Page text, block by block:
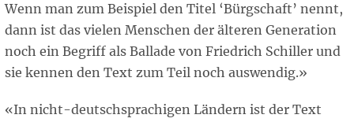
Wenn man zum Beispiel den Titel ‘Bürgschaft’ nennt,
dann ist das vielen Menschen der älteren Generation
noch ein Begriff als Ballade von Friedrich Schiller und
sie kennen den Text zum Teil noch auswendig.»
«In nicht-deutschsprachigen Ländern ist der Text